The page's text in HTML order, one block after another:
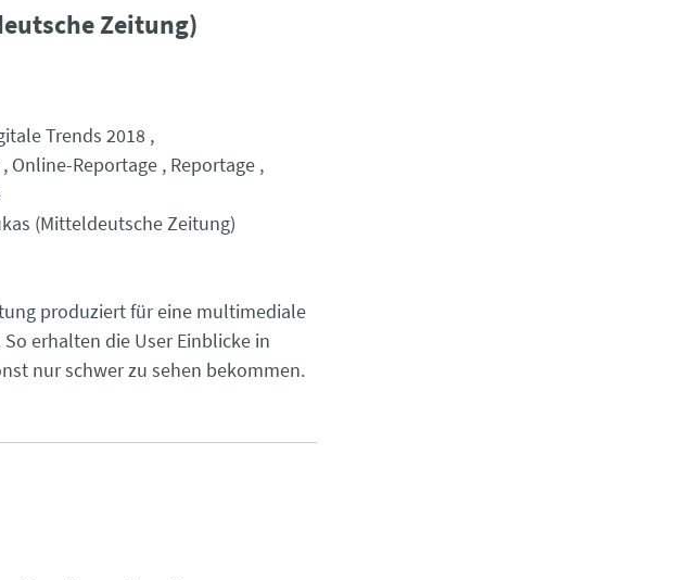
Zeitung)
Trends 2018
Online-Reportage Reportage
(Mitteldeutsche Zeitung)
produziert für eine multimediale
So erhalten die User Einblicke in
nur schwer zu sehen bekommen.